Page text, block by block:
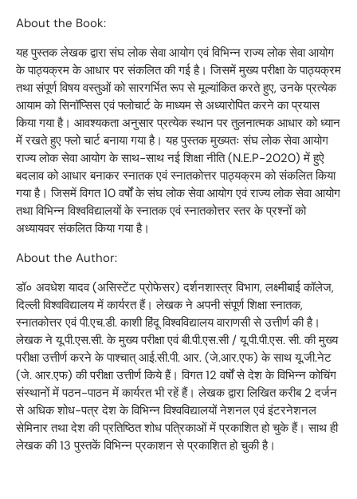
About the Book:
यह पुस्तक लेखक द्वारा संघ लोक सेवा आयोग एवं विभिन्न राज्य लोक सेवा आयोग
के पाठ्यक्रम के आधार पर संकलित की गई है। जिसमें मुख्य परीक्षा के पाठ्यक्रम
तथा संपूर्ण विषय वस्तुओं को सारगर्भित रूप से मूल्यांकित करते हुए, उनके प्रत्येक
आयाम को सिनॉप्सिस एवं फ्लोचार्ट के माध्यम से अध्यारोपित करने का प्रयास
किया गया है। आवश्यकता अनुसार प्रत्येक स्थान पर तुलनात्मक आधार को ध्यान
में रखते हुए फ्लो चार्ट बनाया गया है। यह पुस्तक मुख्यतः संघ लोक सेवा आयोग
राज्य लोक सेवा आयोग के साथ-साथ नई शिक्षा नीति (N.E.P-2020) में हुऐ
बदलाव को आधार बनाकर स्नातक एवं स्नातकोत्तर पाठ्यक्रम को संकलित किया
गया है। जिसमें विगत 10 वर्षों के संघ लोक सेवा आयोग एवं राज्य लोक सेवा आयोग
तथा विभिन्न विश्वविद्यालयों के स्नातक एवं स्नातकोत्तर स्तर के प्रश्नों को
अध्यायवर संकलित किया गया है।
About the Author:
डॉ० अवधेश यादव (असिस्टेंट प्रोफेसर) दर्शनशास्त्र विभाग, लक्ष्मीबाई कॉलेज,
दिल्ली विश्वविद्यालय में कार्यरत हैं। लेखक ने अपनी संपूर्ण शिक्षा स्नातक,
स्नातकोत्तर एवं पी.एच.डी. काशी हिंदू विश्वविद्यालय वाराणसी से उत्तीर्ण की है।
लेखक ने यू.पी.एस.सी. के मुख्य परीक्षा एवं बी.पी.एस.सी / यू.पी.पी.एस. सी. की मुख्य
परीक्षा उत्तीर्ण करने के पाश्चात् आई.सी.पी. आर. (जे.आर.एफ) के साथ यू.जी.नेट
(जे. आर.एफ) की परीक्षा उत्तीर्ण किये हैं। विगत 12 वर्षों से देश के विभिन्न कोचिंग
संस्थानों में पठन-पाठन में कार्यरत भी रहें हैं। लेखक द्वारा लिखित करीब 2 दर्जन
से अधिक शोध-पत्र देश के विभिन्न विश्वविद्यालयों नेशनल एवं इंटरनेशनल
सेमिनार तथा देश की प्रतिष्ठित शोध पत्रिकाओं में प्रकाशित हो चुके हैं। साथ ही
लेखक की 13 पुस्तकें विभिन्न प्रकाशन से प्रकाशित हो चुकी है।